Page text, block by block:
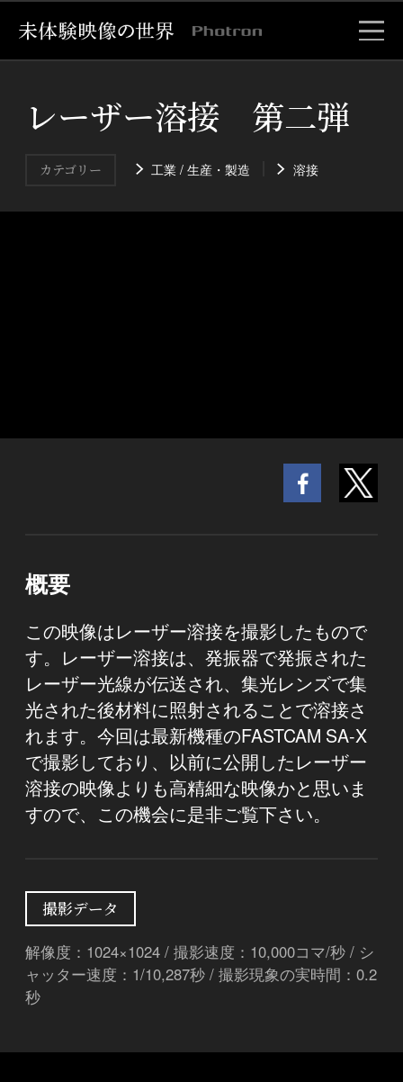
レーザー溶接 第二弾
カテゴリー 工業 / 生産・製造 溶接
概要
この映像はレーザー溶接を撮影したもので
す。レーザー溶接は、発振器で発振された
レーザー光線が伝送され、集光レンズで集
光された後材料に照射されることで溶接さ
れます。今回は最新機種のFASTCAM SA-X
で撮影しており、以前に公開したレーザー
溶接の映像よりも高精細な映像かと思いま
すので、この機会に是非ご覧下さい。
撮影データ
解像度：1024×1024 / 撮影速度：10,000コマ/秒 / シ
ャッター速度：1/10,287秒 / 撮影現象の実時間：0.2
秒